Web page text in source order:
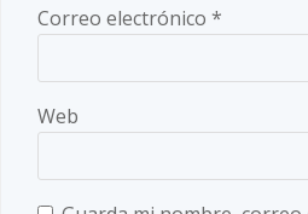
Correo electrónico *
Web